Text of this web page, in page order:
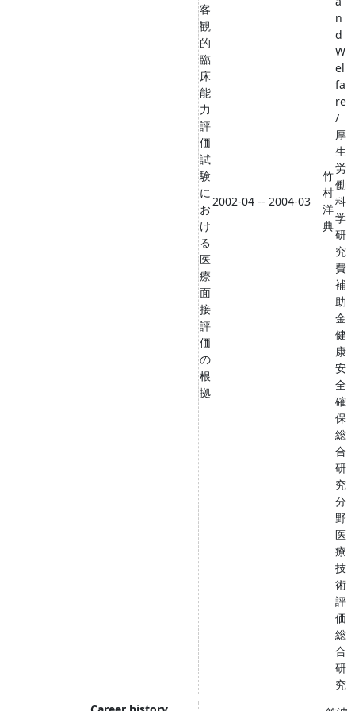
客
観
的
臨
床
能
力
評
価
試
験
に
お
け
る
医
療
面
接
評
価
の
根
拠
2002-04 -- 2004-03
竹
村
洋
典
n
d
W
el
fa
re
/
厚
生
労
働
科
学
研
究
費
補
助
金
健
康
安
全
確
保
総
合
研
究
分
野
医
療
技
術
評
価
総
合
研
究